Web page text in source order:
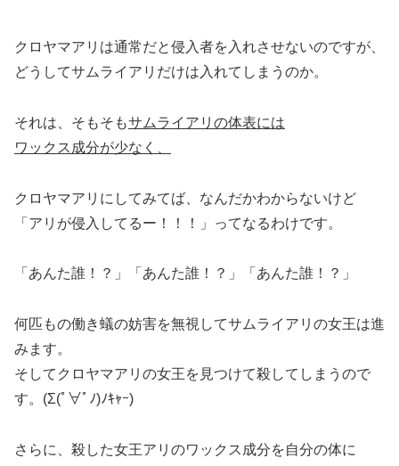
クロヤマアリは通常だと侵入者を入れさせないのですが、
どうしてサムライアリだけは入れてしまうのか。
それは、そもそもサムライアリの体表には
ワックス成分が少なく、
クロヤマアリにしてみてば、なんだかわからないけど
「アリが侵入してるー！！！」ってなるわけです。
「あんた誰！？」「あんた誰！？」「あんた誰！？」
何匹もの働き蟻の妨害を無視してサムライアリの女王は進
みます。
そしてクロヤマアリの女王を見つけて殺してしまうので
す。(Σ(ﾟ∀ﾟﾉ)ﾉｷｬｰ)
さらに、殺した女王アリのワックス成分を自分の体に